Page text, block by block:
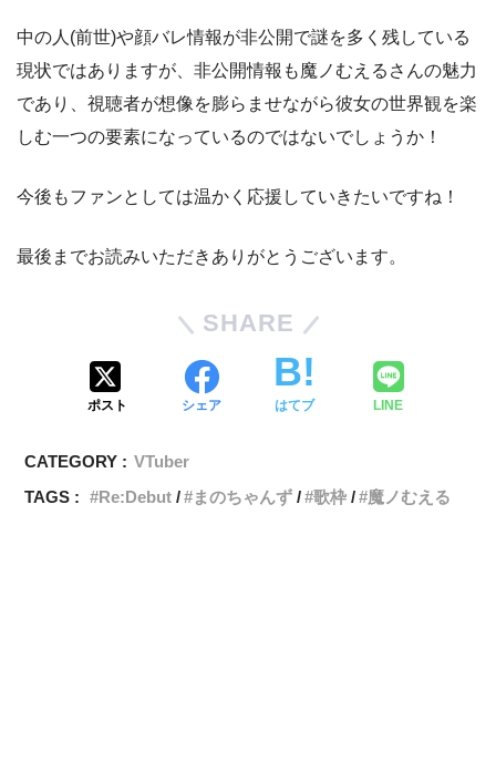
中の人(前世)や顔バレ情報が非公開で謎を多く残している
現状ではありますが、非公開情報も魔ノむえるさんの魅力
であり、視聴者が想像を膨らませながら彼女の世界観を楽
しむ一つの要素になっているのではないでしょうか！
今後もファンとしては温かく応援していきたいですね！
最後までお読みいただきありがとうございます。
SHARE
ポスト シェア はてブ LINE
CATEGORY : VTuber
TAGS :
Re:Debut まのちゃんず 歌枠 魔ノむえる